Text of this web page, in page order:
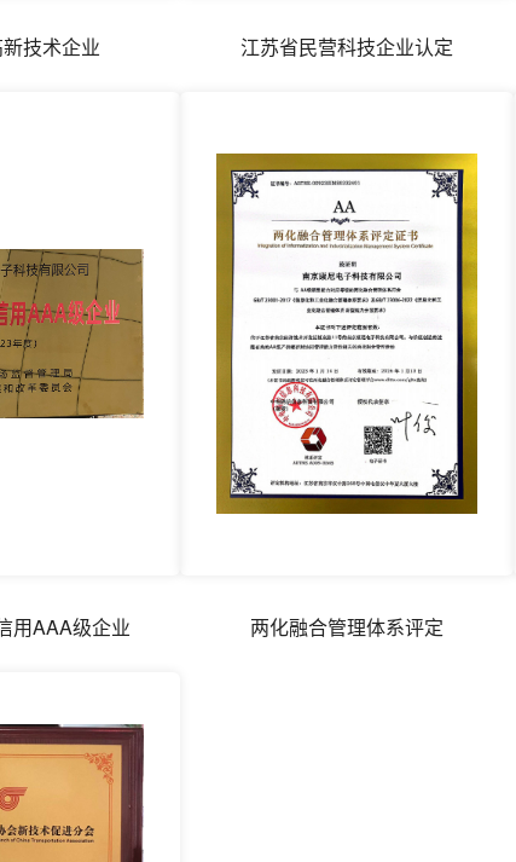
技术企业 江苏省民营科技企业认定
用AAA级企业 两化融合管理体系评定